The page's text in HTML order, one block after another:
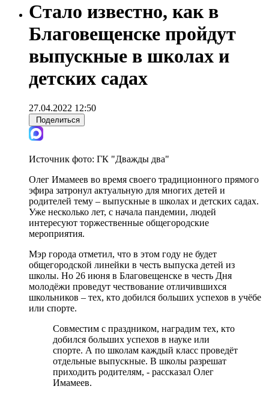
Стало известно, как в
Благовещенске пройдут
выпускные в школах и
детских садах
27.04.2022 12:50
Поделиться
Источник фото: ГК "Дважды два"
Олег Имамеев во время своего традиционного прямого
эфира затронул актуальную для многих детей и
родителей тему – выпускные в школах и детских садах.
Уже несколько лет, с начала пандемии, людей
интересуют торжественные общегородские
мероприятия.
Мэр города отметил, что в этом году не будет
общегородской линейки в честь выпуска детей из
школы. Но 26 июня в Благовещенске в честь Дня
молодёжи проведут чествование отличившихся
школьников – тех, кто добился больших успехов в учёбе
или спорте.
Совместим с праздником, наградим тех, кто
добился больших успехов в науке или
спорте. А по школам каждый класс проведёт
отдельные выпускные. В школы разрешат
приходить родителям, - рассказал Олег
Имамеев.